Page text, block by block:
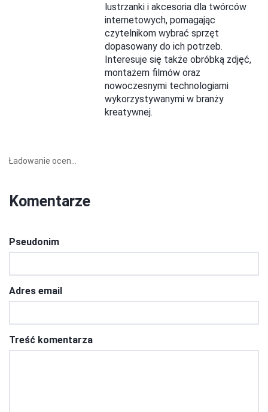
lustrzanki i akcesoria dla twórców
internetowych, pomagając
czytelnikom wybrać sprzęt
dopasowany do ich potrzeb.
Interesuje się także obróbką zdjęć,
montażem filmów oraz
nowoczesnymi technologiami
wykorzystywanymi w branży
kreatywnej.
Ładowanie ocen...
Komentarze
Pseudonim
Adres email
Treść komentarza